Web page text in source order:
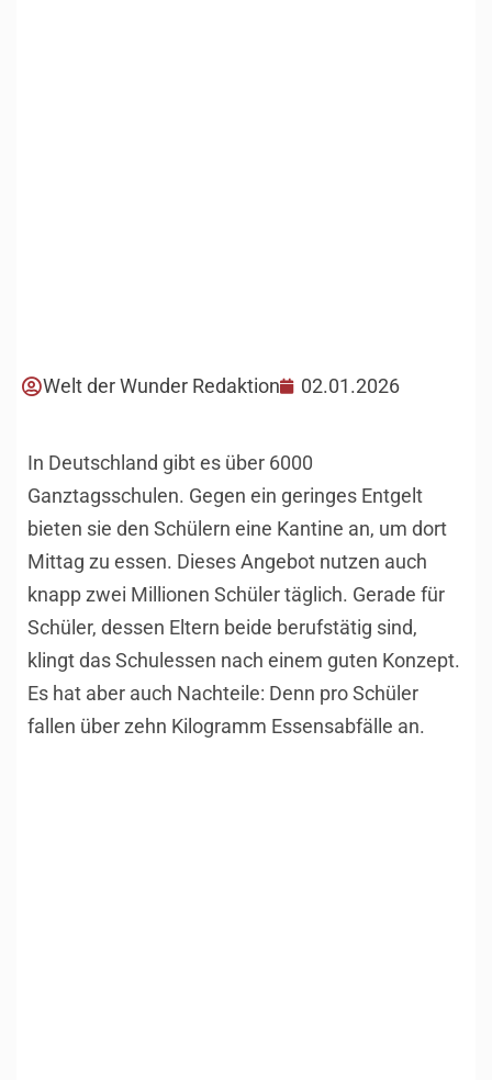
Welt der Wunder Redaktion 02.01.2026
In Deutschland gibt es über 6000
Ganztagsschulen. Gegen ein geringes Entgelt
bieten sie den Schülern eine Kantine an, um dort
Mittag zu essen. Dieses Angebot nutzen auch
knapp zwei Millionen Schüler täglich. Gerade für
Schüler, dessen Eltern beide berufstätig sind,
klingt das Schulessen nach einem guten Konzept.
Es hat aber auch Nachteile: Denn pro Schüler
fallen über zehn Kilogramm Essensabfälle an.